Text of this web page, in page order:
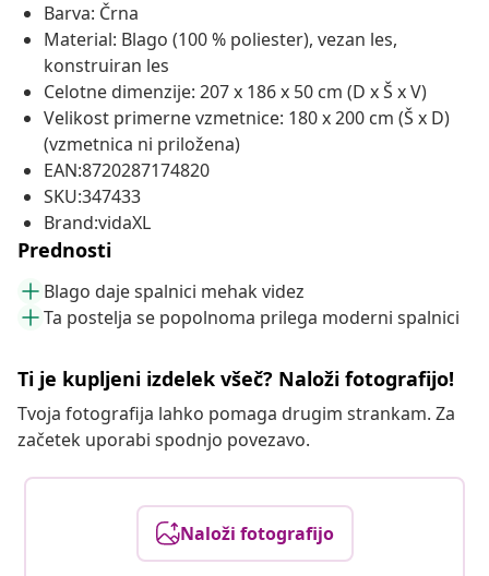
Barva: Črna
Material: Blago (100 % poliester), vezan les,
konstruiran les
Celotne dimenzije: 207 x 186 x 50 cm (D x Š x V)
Velikost primerne vzmetnice: 180 x 200 cm (Š x D)
(vzmetnica ni priložena)
EAN:8720287174820
SKU:347433
Brand:vidaXL
Prednosti
Blago daje spalnici mehak videz
Ta postelja se popolnoma prilega moderni spalnici
Ti je kupljeni izdelek všeč? Naloži fotografijo!
Tvoja fotografija lahko pomaga drugim strankam. Za
začetek uporabi spodnjo povezavo.
Naloži fotografijo